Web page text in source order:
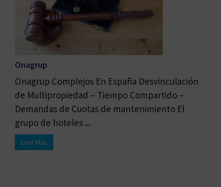
Onagrup
Onagrup Complejos En España Desvinculación
de Multipropiedad – Tiempo Compartido –
Demandas de Cuotas de mantenimiento El
grupo de hoteles ...
Leer Más